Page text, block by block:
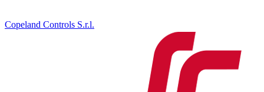
Copeland Controls S.r.l.